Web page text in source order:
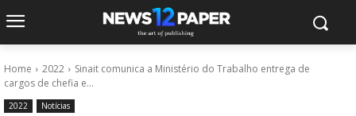
Home 2022
Sinait comunica a Ministério do Trabalho entrega de
cargos de chefia e...
2022 Notícias